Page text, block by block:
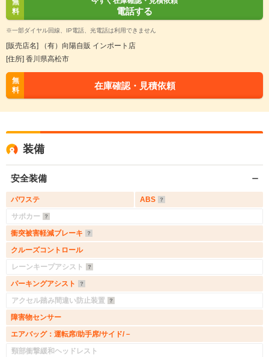
無
料
電話する
※一部ダイヤル回線、IP電話、光電話は利用できません
[販売店名] （有）向陽自販 インポート店
[住所] 香川県高松市
無
料
在庫確認・見積依頼
装備
安全装備
パワステ
ABS
サポカー
衝突被害軽減ブレーキ
クルーズコントロール
レーンキープアシスト
パーキングアシスト
アクセル踏み間違い防止装置
障害物センサー
エアバッグ：運転席/助手席/サイド/－
頸部衝撃緩和ヘッドレスト